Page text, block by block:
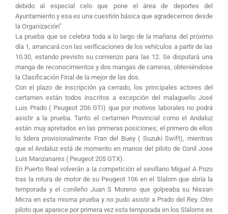
debido al especial celo que pone el área de deportes del
Ayuntamiento y esa es una cuestión básica que agradecemos desde
la Organización”
La prueba que se celebra toda a lo largo de la mañana del próximo
día 1, arrancará con las verificaciones de los vehículos a partir de las
10.30, estando previsto su comienzo para las 12. Se disputará una
manga de reconocimientos y dos mangas de carreras, obteniéndose
la Clasificación Final de la mejor de las dos.
Con el plazo de inscripción ya cerrado, los principales actores del
certamen están todos inscritos a excepción del malagueño José
Luis Prado ( Peugeot 206 GTI) que por motivos laborales no podrá
asistir a la prueba. Tanto el certamen Provincial como el Andaluz
están muy apretados en las primeras posiciones; el primero de ellos
lo lidera provisionalmente Fran del Buey ( Suzuki Swift), mientras
que el Andaluz está de momento en manos del piloto de Conil Jose
Luis Manzanares ( Peugeot 205 GTX).
En Puerto Real volverán a la competición el sevillano Miguel A Pozo
tras la rotura de motor de su Peugeot 106 en el Slalom que abría la
temporada y el conileño Juan S Moreno que golpeaba su Nissan
Micra en esta misma prueba y no pudo asistir a Prado del Rey. Otro
piloto que aparece por primera vez esta temporada en los Slaloms es